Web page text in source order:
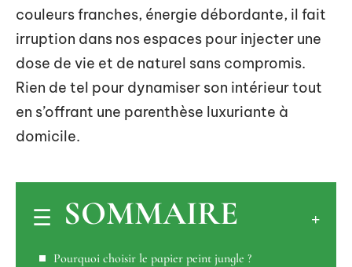
couleurs franches, énergie débordante, il fait
irruption dans nos espaces pour injecter une
dose de vie et de naturel sans compromis.
Rien de tel pour dynamiser son intérieur tout
en s’offrant une parenthèse luxuriante à
domicile.
SOMMAIRE
Pourquoi choisir le papier peint jungle ?